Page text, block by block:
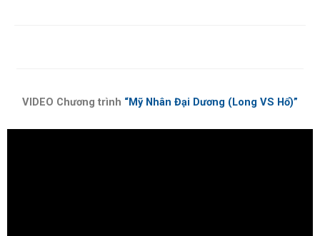
VIDEO Chương trình “Mỹ Nhân Đại Dương (Long VS Hổ)”